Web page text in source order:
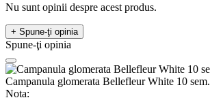
Nu sunt opinii despre acest produs.
+ Spune-ţi opinia
Spune-ţi opinia
Campanula glomerata Bellefleur White 10 sem.
Nota: